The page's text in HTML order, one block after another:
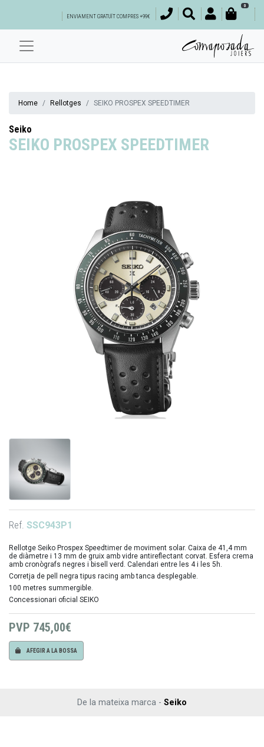
ENVIAMENT GRATUÏT COMPRES +99€
0
Home Rellotges SEIKO PROSPEX SPEEDTIMER
Seiko
SEIKO PROSPEX SPEEDTIMER
Ref. SSC943P1
Rellotge Seiko Prospex Speedtimer de moviment solar. Caixa de 41,4 mm
de diàmetre i 13 mm de gruix amb vidre antireflectant corvat. Esfera crema
amb cronògrafs negres i bisell verd. Calendari entre les 4 i les 5h.
Corretja de pell negra tipus racing amb tanca desplegable.
100 metres summergible.
Concessionari oficial SEIKO
PVP 745,00€
AFEGIR A LA BOSSA
De la mateixa marca - Seiko